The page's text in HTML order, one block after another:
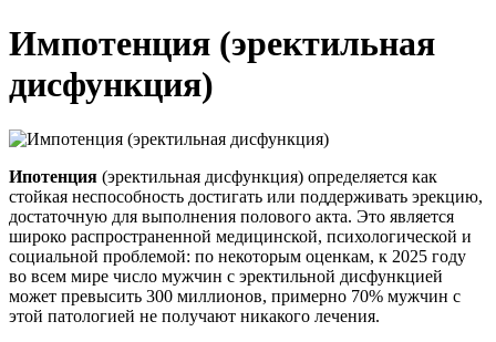
Импотенция (эректильная
дисфункция)
Ипотенция (эректильная дисфункция) определяется как
стойкая неспособность достигать или поддерживать эрекцию,
достаточную для выполнения полового акта. Это является
широко распространенной медицинской, психологической и
социальной проблемой: по некоторым оценкам, к 2025 году
во всем мире число мужчин с эректильной дисфункцией
может превысить 300 миллионов, примерно 70% мужчин с
этой патологией не получают никакого лечения.